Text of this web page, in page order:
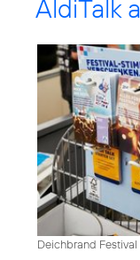
AldiTalk
Deichbrand Festival